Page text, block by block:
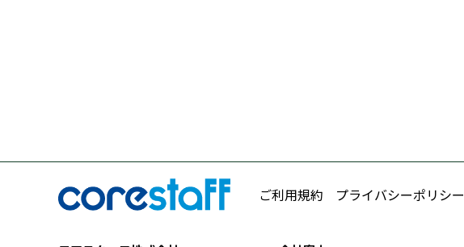
ご利用規約 プライバシーポリシー